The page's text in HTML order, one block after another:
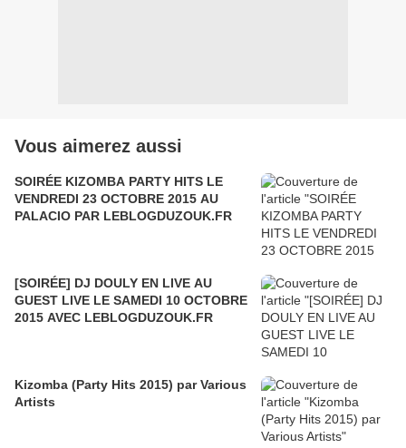
Vous aimerez aussi
SOIRÉE KIZOMBA PARTY HITS LE
VENDREDI 23 OCTOBRE 2015 AU
PALACIO PAR LEBLOGDUZOUK.FR
[SOIRÉE] DJ DOULY EN LIVE AU
GUEST LIVE LE SAMEDI 10 OCTOBRE
2015 AVEC LEBLOGDUZOUK.FR
Kizomba (Party Hits 2015) par Various
Artists